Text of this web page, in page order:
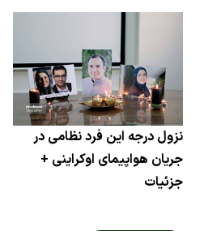
نزول درجه این فرد نظامی در
جریان هواپیمای اوکراینی +
جزئیات